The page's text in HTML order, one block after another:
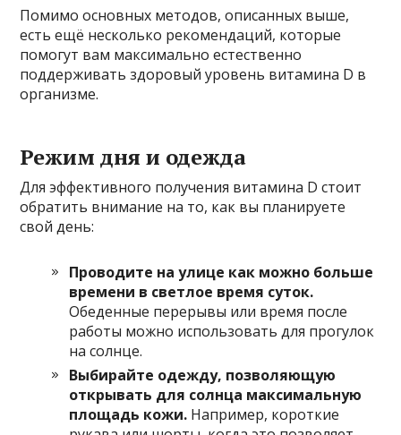
Помимо основных методов, описанных выше,
есть ещё несколько рекомендаций, которые
помогут вам максимально естественно
поддерживать здоровый уровень витамина D в
организме.
Режим дня и одежда
Для эффективного получения витамина D стоит
обратить внимание на то, как вы планируете
свой день:
Проводите на улице как можно больше
времени в светлое время суток.
Обеденные перерывы или время после
работы можно использовать для прогулок
на солнце.
Выбирайте одежду, позволяющую
открывать для солнца максимальную
площадь кожи. Например, короткие